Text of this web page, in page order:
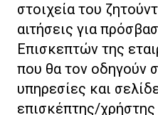
στοιχεία του
αιτήσεις για
Επισκεπτών της
που θα τον οδηγούν
υπηρεσίες και
επισκέπτης/